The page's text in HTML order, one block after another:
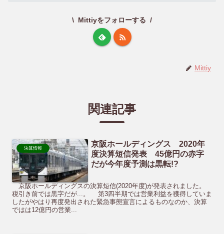
Mittiyをフォローする
Mittiy
関連記事
決算情報
京阪ホールディングス 2020年
度決算短信発表 45億円の赤字
だが今年度予測は黒転!?
京阪ホールディングスの決算短信(2020年度)が発表されました。
税引き前では黒字だが...。 第3四半期では営業利益を獲得していま
したがやはり再度発出された緊急事態宣言によるものなのか、決算
ではは12億円の営業...